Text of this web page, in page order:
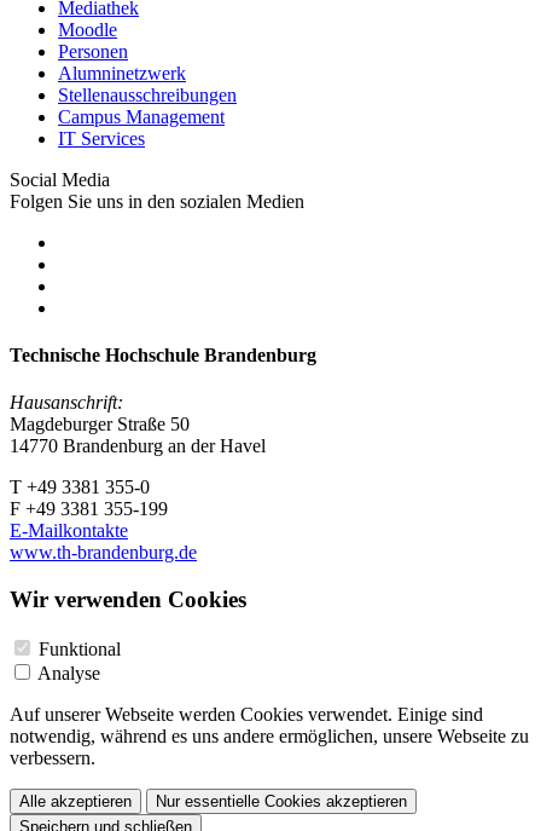
Mediathek
Moodle
Personen
Alumninetzwerk
Stellenausschreibungen
Campus Management
IT Services
Social Media
Folgen Sie uns in den sozialen Medien
Technische Hochschule Brandenburg
Hausanschrift:
Magdeburger Straße 50
14770 Brandenburg an der Havel
T +49 3381 355-0
F +49 3381 355-199
E-Mailkontakte
www.th-brandenburg.de
Wir verwenden Cookies
Funktional
Analyse
Auf unserer Webseite werden Cookies verwendet. Einige sind
notwendig, während es uns andere ermöglichen, unsere Webseite zu
verbessern.
Alle akzeptieren
Nur essentielle Cookies akzeptieren
Speichern und schließen